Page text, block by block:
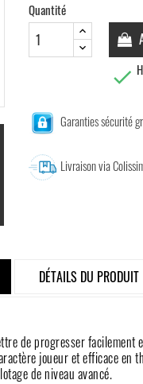
Quantité

Garanties sécurité
Livraison via
DÉTAILS DU PRODUIT
de progresser
joueur et efficace
de niveau avancé.